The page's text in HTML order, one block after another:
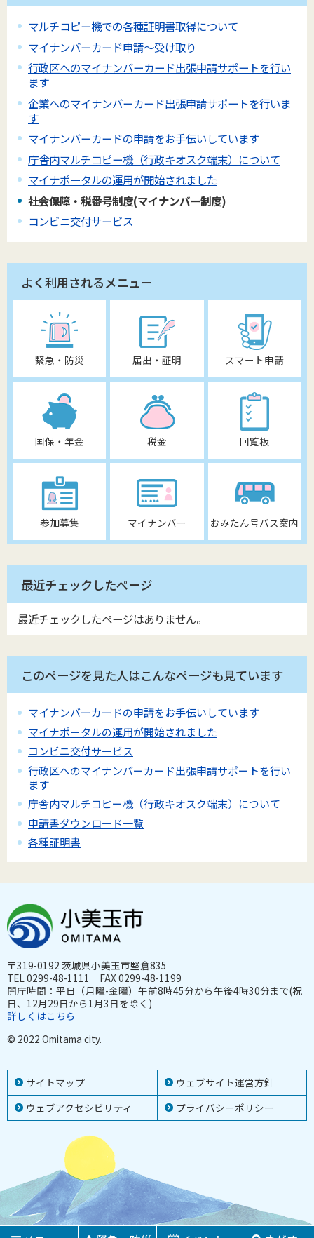
マルチコピー機での各種証明書取得について
マイナンバーカード申請～受け取り
行政区へのマイナンバーカード出張申請サポートを行い
ます
企業へのマイナンバーカード出張申請サポートを行いま
す
マイナンバーカードの申請をお手伝いしています
庁舎内マルチコピー機（行政キオスク端末）について
マイナポータルの運用が開始されました
社会保障・税番号制度(マイナンバー制度)
コンビニ交付サービス
よく利用されるメニュー
緊急・防災 届出・証明 スマート申請
国保・年金 税金 回覧板
参加募集 マイナンバー おみたん号バス案内
最近チェックしたページ
最近チェックしたページはありません。
このページを見た人はこんなページも見ています
マイナンバーカードの申請をお手伝いしています
マイナポータルの運用が開始されました
コンビニ交付サービス
行政区へのマイナンバーカード出張申請サポートを行い
ます
庁舎内マルチコピー機（行政キオスク端末）について
申請書ダウンロード一覧
各種証明書
サイトマップ
ウェブサイト運営方針
ウェブアクセシビリティ
プライバシーポリシー
〒319-0192 茨城県小美玉市堅倉835
TEL 0299-48-1111 FAX 0299-48-1199
開庁時間：平日（月曜-金曜）午前8時45分から午後4時30分まで(祝
日、12月29日から1月3日を除く)
詳しくはこちら
© 2022 Omitama city.